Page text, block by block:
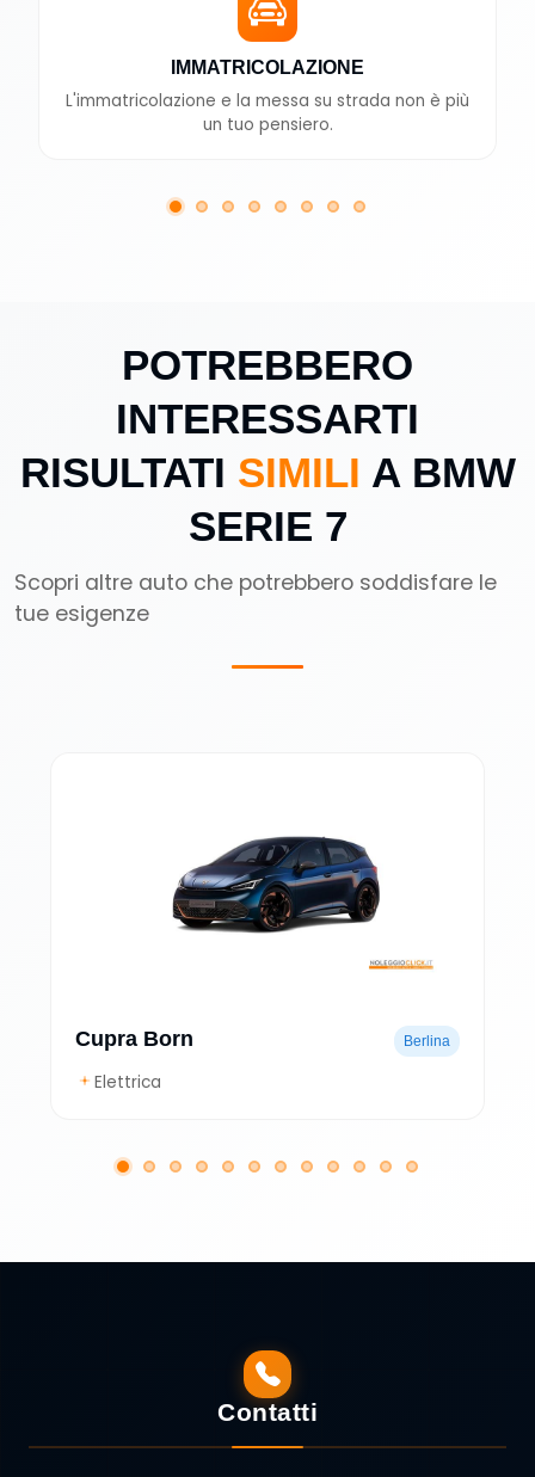
IMMATRICOLAZIONE
L'immatricolazione e la messa su strada non è più
un tuo pensiero.
POTREBBERO
INTERESSARTI
RISULTATI SIMILI A BMW
SERIE 7
Scopri altre auto che potrebbero soddisfare le
tue esigenze
Cupra Born Berlina
Elettrica
Contatti